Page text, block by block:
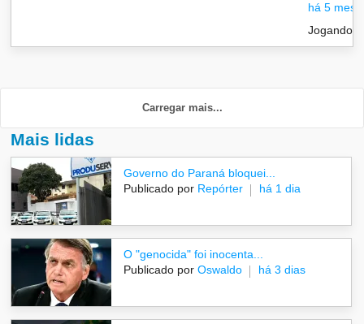
há 5
Jogando
Carregar mais...
Mais lidas
Governo do Paraná bloquei...
Publicado por Repórter há 1 dia
O "genocida" foi inocenta...
Publicado por Oswaldo há 3 dias